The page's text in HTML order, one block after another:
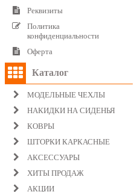
Реквизиты
Политика
конфиденциальности
Оферта
Каталог
МОДЕЛЬНЫЕ ЧЕХЛЫ
НАКИДКИ НА СИДЕНЬЯ
КОВРЫ
ШТОРКИ КАРКАСНЫЕ
АКСЕССУАРЫ
ХИТЫ ПРОДАЖ
АКЦИИ